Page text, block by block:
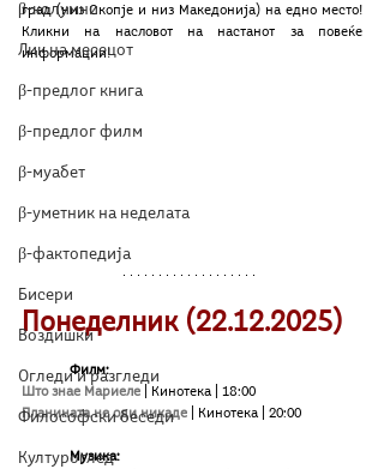
β-колумни
Лик на месецот
β-предлог книга
β-предлог филм
β-муабет
β-уметник на неделата
β-фактопедија
Бисери
Воздишки
Огледи и разгледи
Философски беседи
Културоглед
град (низ Скопје и низ Македонија) на едно место!
Кликни на насловот на настанот за повеќе
информации!
Понеделник (22.12.2025)
Филм:
Што знае Мариеле | Кинотека | 18:00
Планината не оди никаде | Кинотека | 20:00
Музика: